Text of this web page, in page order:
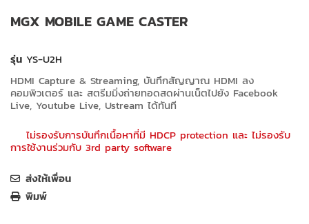
MGX MOBILE GAME CASTER
รุ่น YS-U2H
HDMI Capture & Streaming, บันทึกสัญญาณ HDMI ลง
คอมพิวเตอร์ และ สตรีมมิ่งถ่ายทอดสดผ่านเน็ตไปยัง Facebook
Live, Youtube Live, Ustream ได้ทันที
ไม่รองรับการบันทึกเนื้อหาที่มี HDCP protection และ ไม่รองรับ
การใช้งานร่วมกับ 3rd party software
ส่งให้เพื่อน
พิมพ์